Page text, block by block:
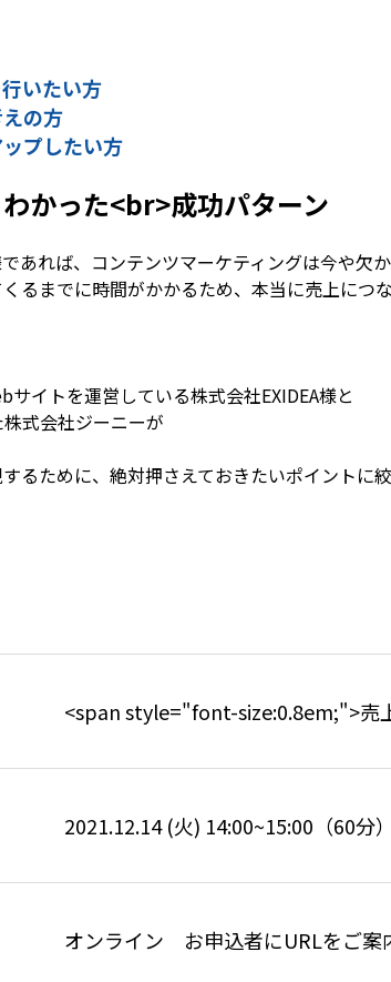
いたい方
の方
プしたい方
かった<br>成功パターン
あれば、コンテンツマーケティングは今や欠
るまでに時間がかかるため、本当に売上に
イトを運営している株式会社EXIDEA様と
式会社ジーニーが
るために、絶対押さえておきたいポイントに絞
<span style="font-size:0.8em;">売
2021.12.14 (火) 14:00~15:00（60分）
オンライン お申込者にURLをご案